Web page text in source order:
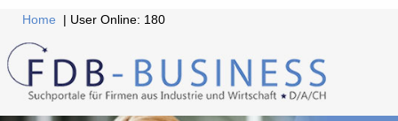
Home | User Online: 180